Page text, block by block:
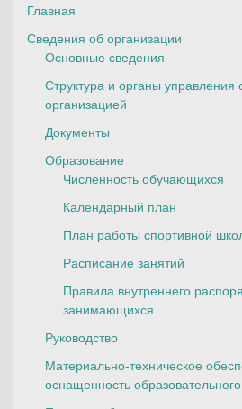
Главная
Сведения об организации
Основные сведения
Структура и органы управления
организацией
Документы
Образование
Численность обучающихся
Календарный план
План работы спортивной
Расписание занятий
Правила внутреннего
занимающихся
Руководство
Материально-техническое
оснащенность